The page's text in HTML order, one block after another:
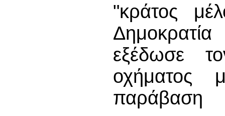
"κράτος
εξέδωσε
οχήματος
παράβαση